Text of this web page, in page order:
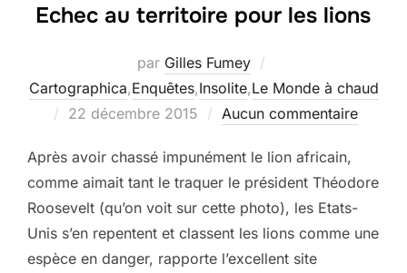
Echec au territoire pour les lions
par Gilles Fumey
Cartographica,Enquêtes,Insolite,Le Monde à chaud
Publié
22 décembre 2015 Aucun commentaire
Après avoir chassé impunément le lion africain,
comme aimait tant le traquer le président Théodore
Roosevelt (qu’on voit sur cette photo), les Etats-
Unis s’en repentent et classent les lions comme une
espèce en danger, rapporte l’excellent site